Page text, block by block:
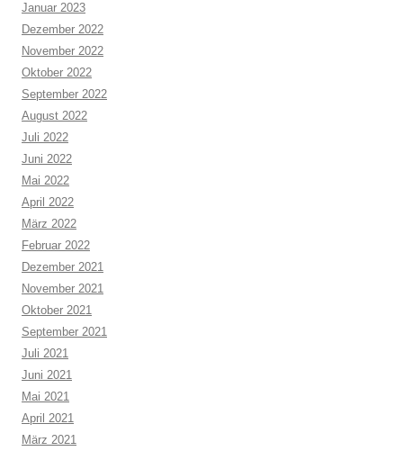
Januar 2023
Dezember 2022
November 2022
Oktober 2022
September 2022
August 2022
Juli 2022
Juni 2022
Mai 2022
April 2022
März 2022
Februar 2022
Dezember 2021
November 2021
Oktober 2021
September 2021
Juli 2021
Juni 2021
Mai 2021
April 2021
März 2021